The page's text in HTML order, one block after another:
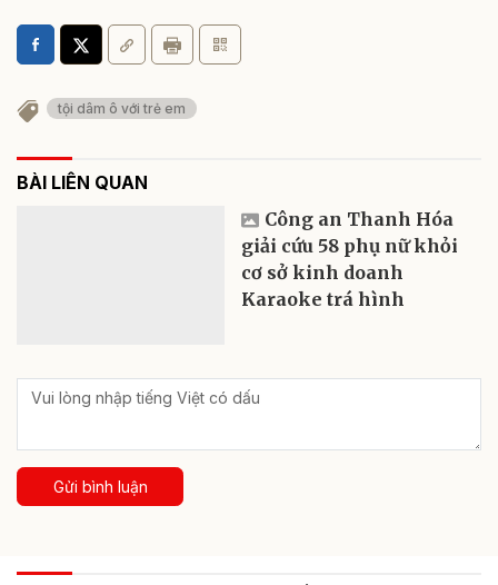
tội dâm ô với trẻ em
BÀI LIÊN QUAN
Công an Thanh Hóa
giải cứu 58 phụ nữ khỏi
cơ sở kinh doanh
Karaoke trá hình
Gửi bình luận